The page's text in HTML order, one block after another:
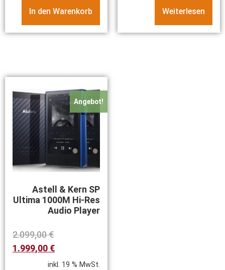
In den Warenkorb Weiterlesen
Angebot!
Astell & Kern SP
Ultima 1000M Hi-Res
Audio Player
2.099,00€
1.999,00 €
inkl. 19 % MwSt.